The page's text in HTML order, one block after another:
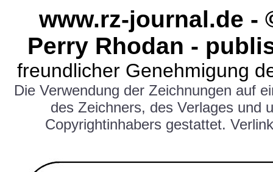
www.rz-journal.de -
Perry Rhodan -
freundlicher Genehmigung
Die Verwendung der Zeichnungen auf
des Zeichners, des Verlages und
Copyrightinhabers gestattet.